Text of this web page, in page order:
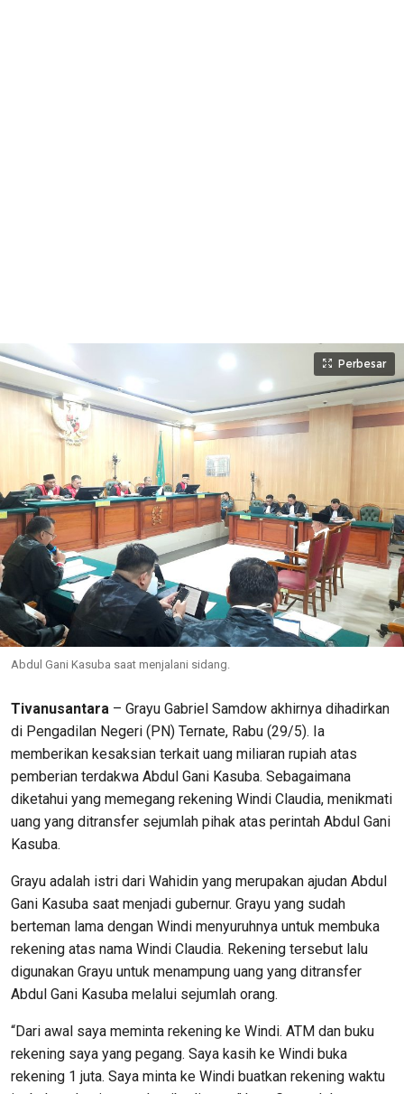
Perbesar
Abdul Gani Kasuba saat menjalani sidang.
Tivanusantara – Grayu Gabriel Samdow akhirnya dihadirkan
di Pengadilan Negeri (PN) Ternate, Rabu (29/5). Ia
memberikan kesaksian terkait uang miliaran rupiah atas
pemberian terdakwa Abdul Gani Kasuba. Sebagaimana
diketahui yang memegang rekening Windi Claudia, menikmati
uang yang ditransfer sejumlah pihak atas perintah Abdul Gani
Kasuba.
Grayu adalah istri dari Wahidin yang merupakan ajudan Abdul
Gani Kasuba saat menjadi gubernur. Grayu yang sudah
berteman lama dengan Windi menyuruhnya untuk membuka
rekening atas nama Windi Claudia. Rekening tersebut lalu
digunakan Grayu untuk menampung uang yang ditransfer
Abdul Gani Kasuba melalui sejumlah orang.
“Dari awal saya meminta rekening ke Windi. ATM dan buku
rekening saya yang pegang. Saya kasih ke Windi buka
rekening 1 juta. Saya minta ke Windi buatkan rekening waktu